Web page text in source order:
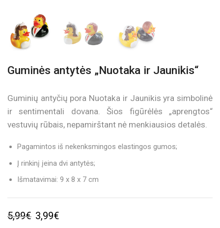
Guminės antytės „Nuotaka ir Jaunikis“
Guminių antyčių pora Nuotaka ir Jaunikis yra simbolinė
ir sentimentali dovana. Šios figūrėlės „aprengtos“
vestuvių rūbais, nepamirštant nė menkiausios detalės.
Pagamintos iš nekenksmingos elastingos gumos;
Į rinkinį įeina dvi antytės;
Išmatavimai: 9 x 8 x 7 cm
5,99€ Original
3,99€